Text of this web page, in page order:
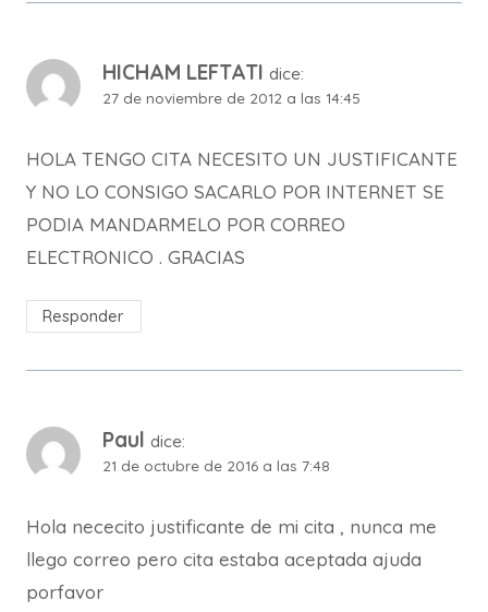
HICHAM LEFTATI dice:
27 de noviembre de 2012 a las 14:45
HOLA TENGO CITA NECESITO UN JUSTIFICANTE
Y NO LO CONSIGO SACARLO POR INTERNET SE
PODIA MANDARMELO POR CORREO
ELECTRONICO . GRACIAS
Responder
Paul dice:
21 de octubre de 2016 a las 7:48
Hola nececito justificante de mi cita , nunca me
llego correo pero cita estaba aceptada ajuda
porfavor